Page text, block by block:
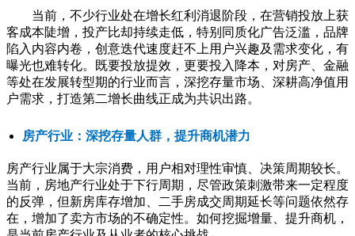
当前，不少行业处在增长红利消退阶段，在营销投放上获
客成本陡增，投产比却持续走低，特别同质化广告泛滥，品牌
陷入内容内卷，创意迭代速度赶不上用户兴趣及需求变化，有
曝光也难转化。既要投放提效，更要投入降本，对房产、金融
等处在发展转型期的行业而言，深挖存量市场、深耕高净值用
户需求，打造第二增长曲线正成为共识出路。
房产行业：深挖存量人群，提升商机潜力
房产行业属于大宗消费，用户相对理性审慎、决策周期较长。
当前，房地产行业处于下行周期，尽管政策刺激带来一定程度
的反弹，但新房库存增加、二手房成交周期延长等问题依然存
在，增加了卖方市场的不确定性。如何挖掘增量、提升商机，